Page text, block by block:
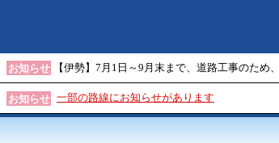
お知らせ 【伊勢】7月1日～9月末まで、道路工事のため
お知らせ 一部の路線にお知らせがあります